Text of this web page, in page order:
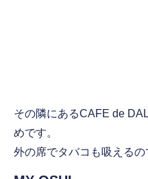
その隣にあるCAFE de
めです。
外の席でタバコも吸えるの